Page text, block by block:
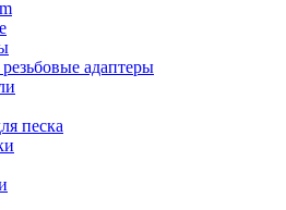
адаптеры
песка